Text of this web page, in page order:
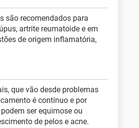
são recomendados para
artrite reumatoide e em
de origem inflamatória,
que vão desde problemas
é contínuo e por
ser equimose ou
de pelos e acne.